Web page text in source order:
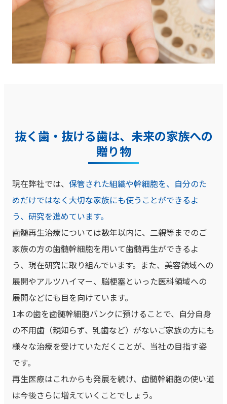
抜く歯・抜ける歯は、未来の家族への
贈り物
現在弊社では、保管された組織や幹細胞を、自分のた
めだけではなく大切な家族にも使うことができるよ
う、研究を進めています。
歯髄再生治療については数年以内に、二親等までのご
家族の方の歯髄幹細胞を用いて歯髄再生ができるよ
う、現在研究に取り組んでいます。また、美容領域への
展開やアルツハイマー、脳梗塞といった医科領域への
展開などにも目を向けています。
1本の歯を歯髄幹細胞バンクに預けることで、自分自身
の不用歯（親知らず、乳歯など）がないご家族の方にも
様々な治療を受けていただくことが、当社の目指す姿
です。
再生医療はこれからも発展を続け、歯髄幹細胞の使い道
は今後さらに増えていくことでしょう。